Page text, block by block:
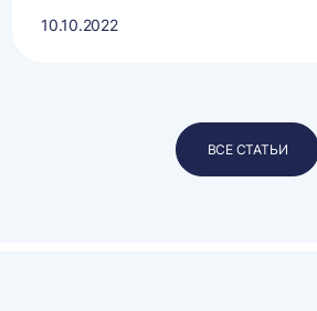
10.10.2022
ВСЕ СТАТЬИ